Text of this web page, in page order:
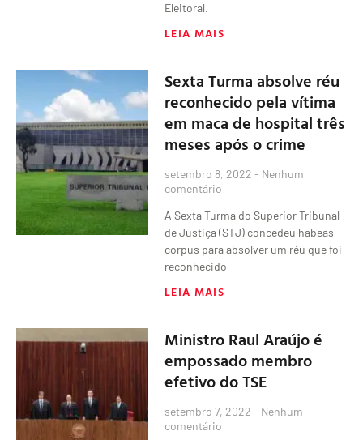
Eleitoral.
LEIA MAIS
Sexta Turma absolve réu
reconhecido pela vítima
em maca de hospital três
meses após o crime
setembro 8, 2022 Nenhum
comentário
A Sexta Turma do Superior Tribunal
de Justiça (STJ) concedeu habeas
corpus para absolver um réu que foi
reconhecido
LEIA MAIS
Ministro Raul Araújo é
empossado membro
efetivo do TSE
setembro 7, 2022 Nenhum
comentário